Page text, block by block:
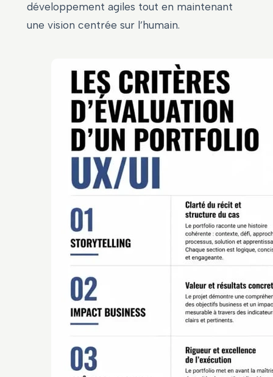
développement agiles tout en maintenant
une vision centrée sur l’humain.